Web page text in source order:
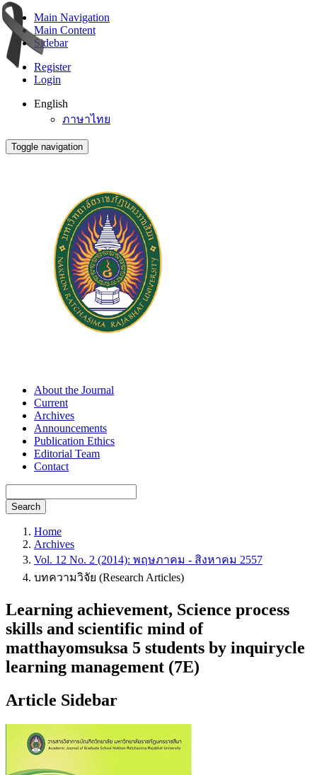
Main Navigation
Main Content
Sidebar
Register
Login
English
ภาษาไทย
Toggle navigation
About the Journal
Current
Archives
Announcements
Publication Ethics
Editorial Team
Contact
Search
Home
Archives
Vol. 12 No. 2 (2014): พฤษภาคม - สิงหาคม 2557
บทความวิจัย (Research Articles)
Learning achievement, Science process
skills and scientific mind of
matthayomsuksa 5 students by inquirycle
learning management (7E)
Article Sidebar